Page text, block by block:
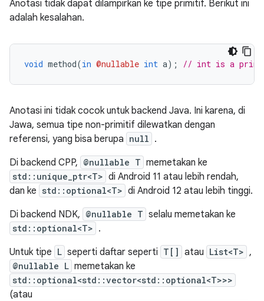
Anotasi tidak dapat dilampirkan ke tipe primitif. Berikut ini
adalah kesalahan.
void method(in @nullable int a); // int is a
Anotasi ini tidak cocok untuk backend Java. Ini karena, di
Jawa, semua tipe non-primitif dilewatkan dengan
referensi, yang bisa berupa null .
Di backend CPP, @nullable T memetakan ke
std::unique_ptr<T> di Android 11 atau lebih rendah,
dan ke std::optional<T> di Android 12 atau lebih tinggi.
Di backend NDK, @nullable T selalu memetakan ke
std::optional<T> .
Untuk tipe L seperti daftar seperti T[] atau List<T> ,
@nullable L memetakan ke
std::optional<std::vector<std::optional<T>>>
(atau